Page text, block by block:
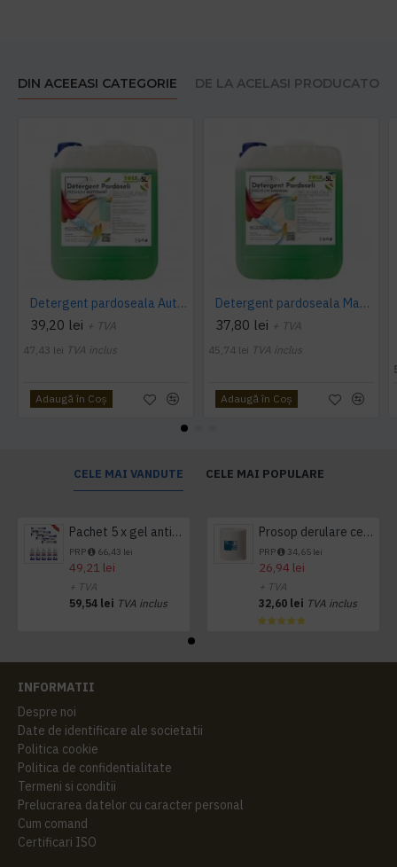
DIN ACEEASI CATEGORIE DE LA ACELASI PRODUCATOR
Detergent pardoseala Automat premium AQAS
39,20 lei + TVA
47,43 lei TVA inclus
Adaugă în Coş
Detergent pardoseala Manual premium 5L Canistra AQAS
37,80 lei + TVA
45,74 lei TVA inclus
Adaugă în Coş
CELE MAI VANDUTE CELE MAI POPULARE
Pachet 5 x gel antibacterian 50ml si 3 x Servetele antibacteriene 48 buc Hygienium
PRP 66,43 lei
49,21 lei
+ TVA
59,54 lei TVA inclus
Prosop derulare centrala 1 pliu, 300 m Tork
PRP 34,65 lei
26,94 lei
+ TVA
32,60 lei TVA inclus
INFORMATII
Despre noi
Date de identificare ale societatii
Politica cookie
Politica de confidentialitate
Termeni si conditii
Prelucrarea datelor cu caracter personal
Cum comand
Certificari ISO